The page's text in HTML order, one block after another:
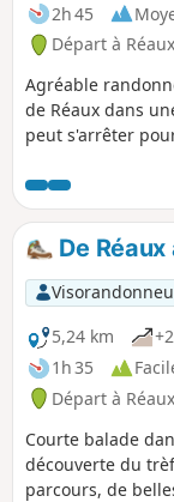
2h 45
Départ à
Agréable
de Réaux dans
peut s'arrêter
De
5,24 km
1h 35
Départ à
Courte balade
découverte du
parcours, de